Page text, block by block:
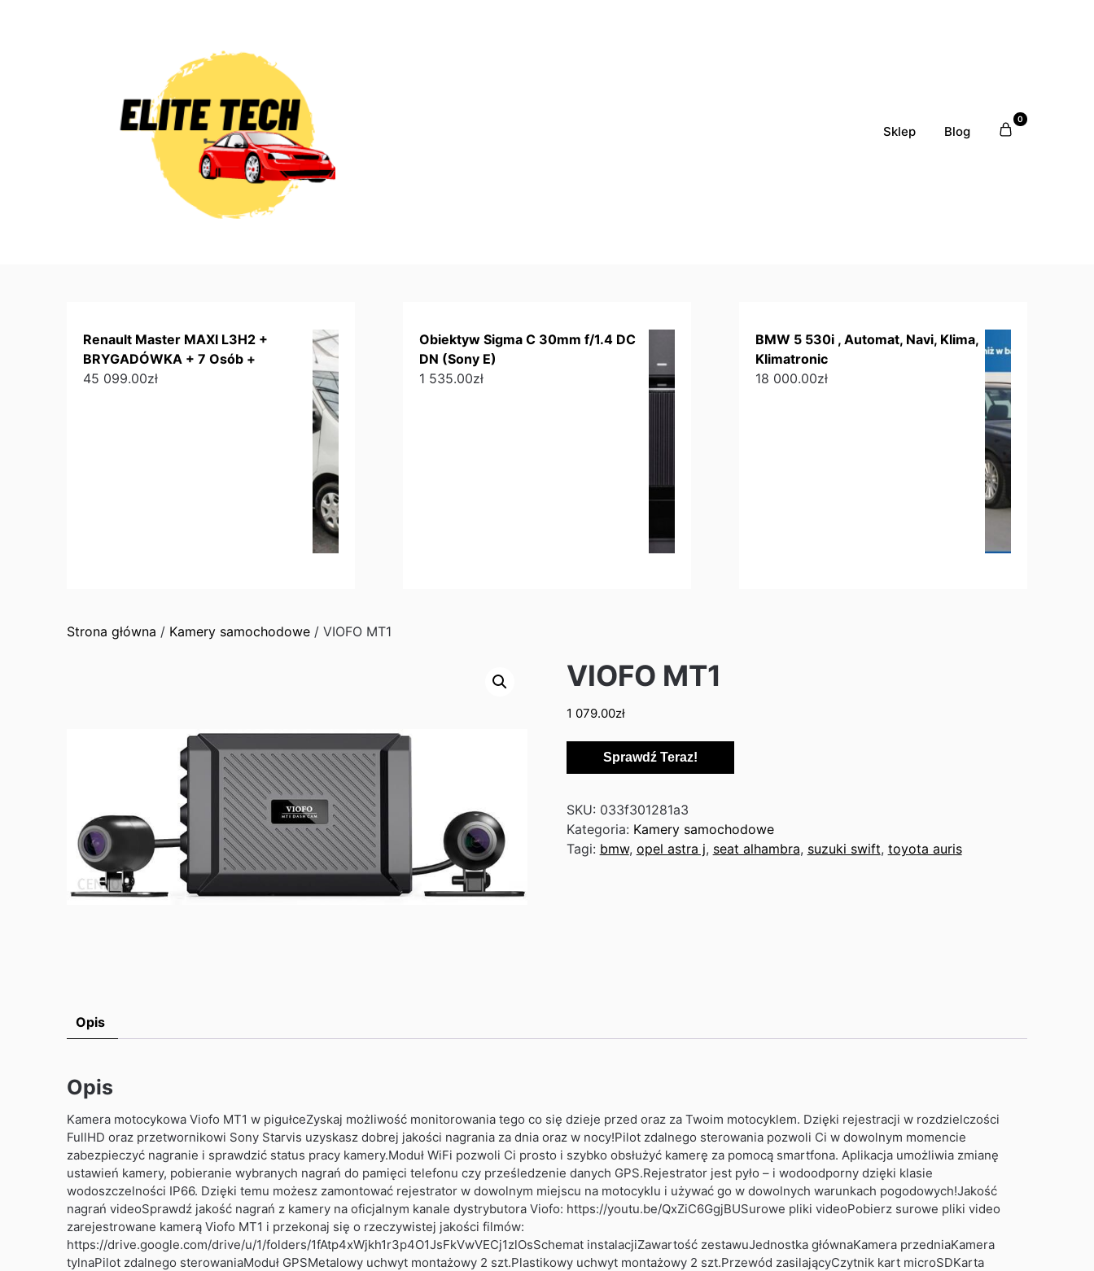
Sklep Blog
0
Renault Master MAXI L3H2 +
BRYGADÓWKA + 7 Osób +
45 099.00zł
Obiektyw Sigma C 30mm f/1.4 DC
DN (Sony E)
1 535.00zł
BMW 5 530i , Automat, Navi, Klima,
Klimatronic
18 000.00zł
Strona główna / Kamery samochodowe / VIOFO MT1
VIOFO MT1
1 079.00zł
Sprawdź Teraz!
SKU: 033f301281a3
Kategoria: Kamery samochodowe
Tagi: bmw, opel astra j, seat alhambra, suzuki swift, toyota auris
Opis
Opis
Kamera motocykowa Viofo MT1 w pigułceZyskaj możliwość monitorowania tego co się dzieje przed oraz za Twoim motocyklem. Dzięki rejestracji w rozdzielczości
FullHD oraz przetwornikowi Sony Starvis uzyskasz dobrej jakości nagrania za dnia oraz w nocy!Pilot zdalnego sterowania pozwoli Ci w dowolnym momencie
zabezpieczyć nagranie i sprawdzić status pracy kamery.Moduł WiFi pozwoli Ci prosto i szybko obsłużyć kamerę za pomocą smartfona. Aplikacja umożliwia zmianę
ustawień kamery, pobieranie wybranych nagrań do pamięci telefonu czy prześledzenie danych GPS.Rejestrator jest pyło – i wodoodporny dzięki klasie
wodoszczelności IP66. Dzięki temu możesz zamontować rejestrator w dowolnym miejscu na motocyklu i używać go w dowolnych warunkach pogodowych!Jakość
nagrań videoSprawdź jakość nagrań z kamery na oficjalnym kanale dystrybutora Viofo: https://youtu.be/QxZiC6GgjBUSurowe pliki videoPobierz surowe pliki video
zarejestrowane kamerą Viofo MT1 i przekonaj się o rzeczywistej jakości filmów:
https://drive.google.com/drive/u/1/folders/1fAtp4xWjkh1r3p4O1JsFkVwVECj1zlOsSchemat instalacjiZawartość zestawuJednostka głównaKamera przedniaKamera
tylnaPilot zdalnego sterowaniaModuł GPSMetalowy uchwyt montażowy 2 szt.Plastikowy uchwyt montażowy 2 szt.Przewód zasilającyCzytnik kart microSDKarta